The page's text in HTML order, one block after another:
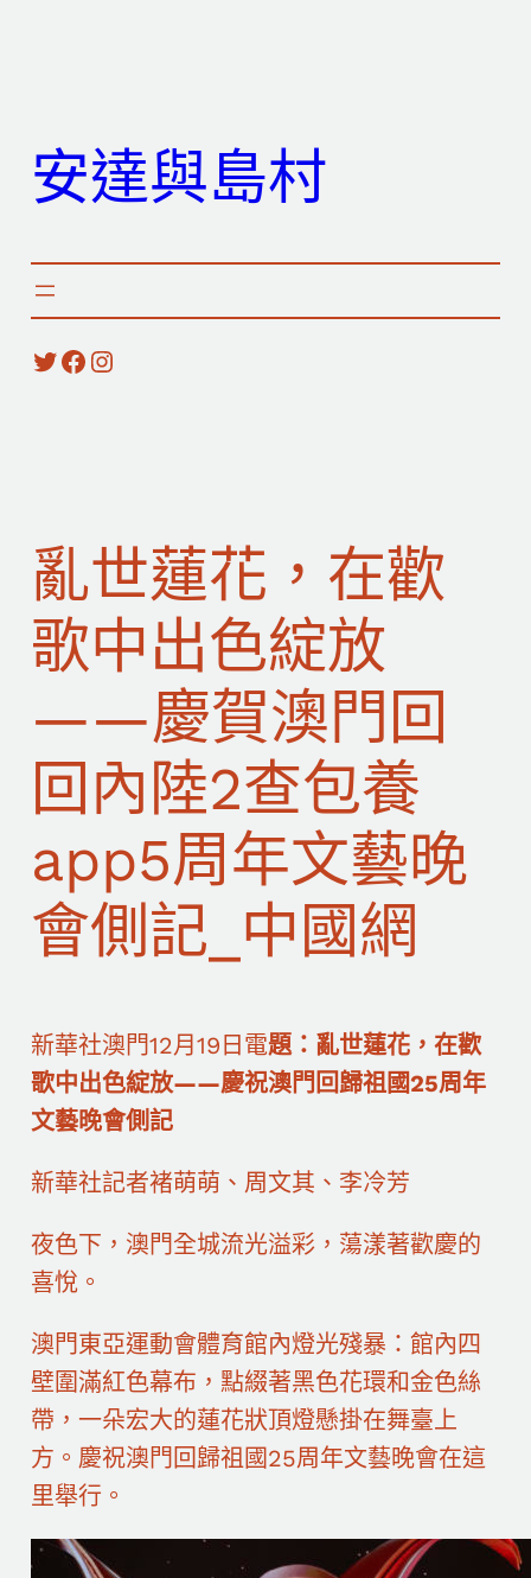
安達與島村
X Facebook Instagram
亂世蓮花，在歡
歌中出色綻放
——慶賀澳門回
回內陸2查包養
app5周年文藝晚
會側記_中國網
新華社澳門12月19日電題：亂世蓮花，在歡
歌中出色綻放——慶祝澳門回歸祖國25周年
文藝晚會側記
新華社記者褚萌萌、周文其、李冷芳
夜色下，澳門全城流光溢彩，蕩漾著歡慶的
喜悅。
澳門東亞運動會體育館內燈光殘暴：館內四
壁圍滿紅色幕布，點綴著黑色花環和金色絲
帶，一朵宏大的蓮花狀頂燈懸掛在舞臺上
方。慶祝澳門回歸祖國25周年文藝晚會在這
里舉行。